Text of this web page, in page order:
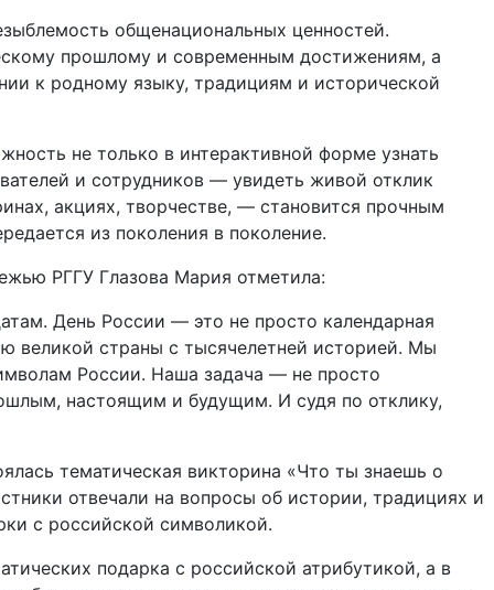
общенациональных ценностей.
прошлому и современным достижениям, а
к родному языку, традициям и исторической
не только в интерактивной форме узнать
и сотрудников — увидеть живой отклик
акциях, творчестве, — становится прочным
из поколения в поколение.
РГГУ Глазова Мария отметила:
День России — это не просто календарная
великой страны с тысячелетней историей. Мы
России. Наша задача — не просто
настоящим и будущим. И судя по отклику,
тематическая викторина «Что ты знаешь о
отвечали на вопросы об истории, традициях и
с российской символикой.
подарка с российской атрибутикой, а в